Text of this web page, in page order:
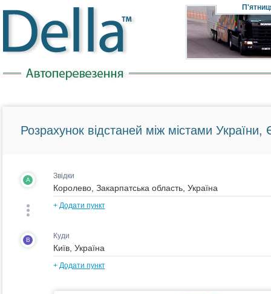
Розрахунок відстаней між містами України,
A Звідки
+ Додати пункт
B Куди
+ Додати пункт